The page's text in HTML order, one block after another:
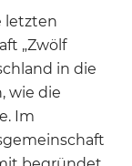
letzten
„Zwölf
in die
wie die
Im